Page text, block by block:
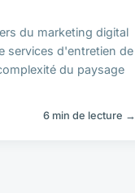
du marketing digital
services d'entretien de
du paysage
6 min de lecture →